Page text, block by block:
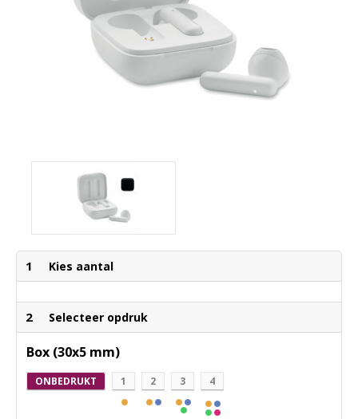
1 Kies aantal
2 Selecteer opdruk
Box (30x5 mm)
ONBEDRUKT 1 2 3 4